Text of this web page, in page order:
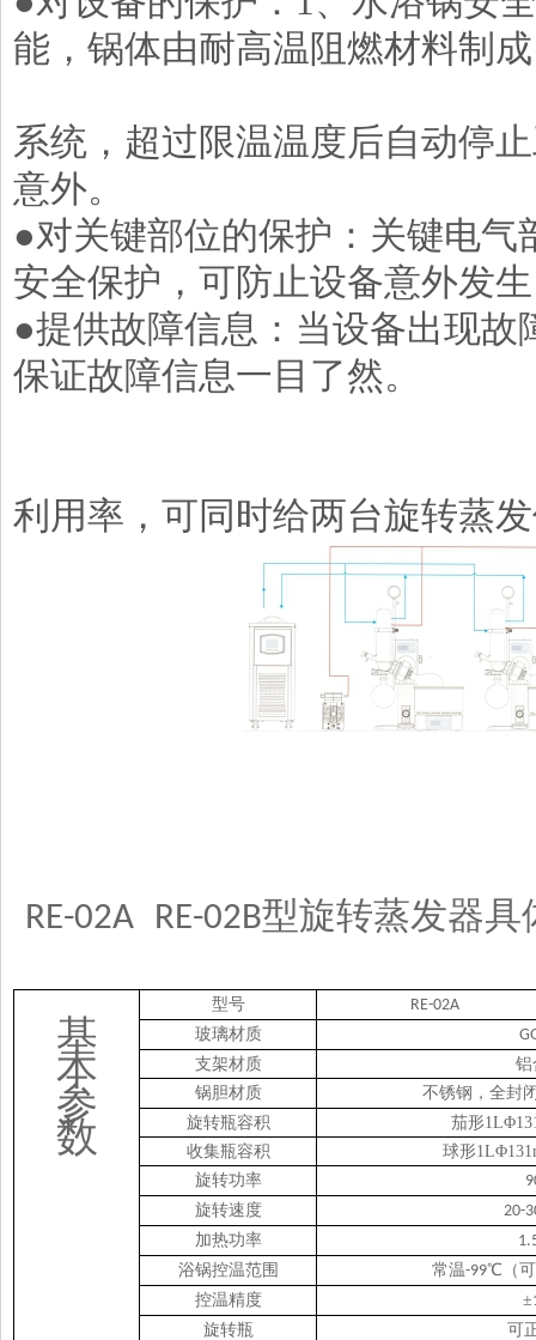
能，锅体由耐高温阻燃材料制
系统，超过限温温度后自动停
意外。
●对关键部位的保护：关键电
安全保护，可防止设备意外发
●提供故障信息：当设备出现
保证故障信息一目了然。
利用率，可同时给两台旋转蒸
RE-02A RE-02B型旋转蒸发器具
基
本
参
数
型号 RE-02A
玻璃材质
支架材质
铝
锅胆材质
不锈钢 ，全封
旋转瓶容积
茄形1LΦ
收集瓶容积
球形1LΦ
旋转功率
9
旋转速度
20-
加热功率
浴锅控温范围
常温-99℃ （
控温精度
±
旋转瓶
可